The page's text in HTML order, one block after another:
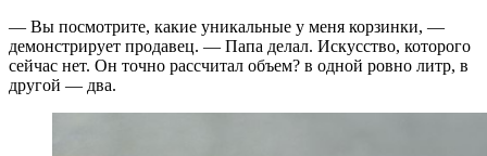
— Вы посмотрите, какие уникальные у меня корзинки, —
демонстрирует продавец. — Папа делал. Искусство, которого
сейчас нет. Он точно рассчитал объем? в одной ровно литр, в
другой — два.